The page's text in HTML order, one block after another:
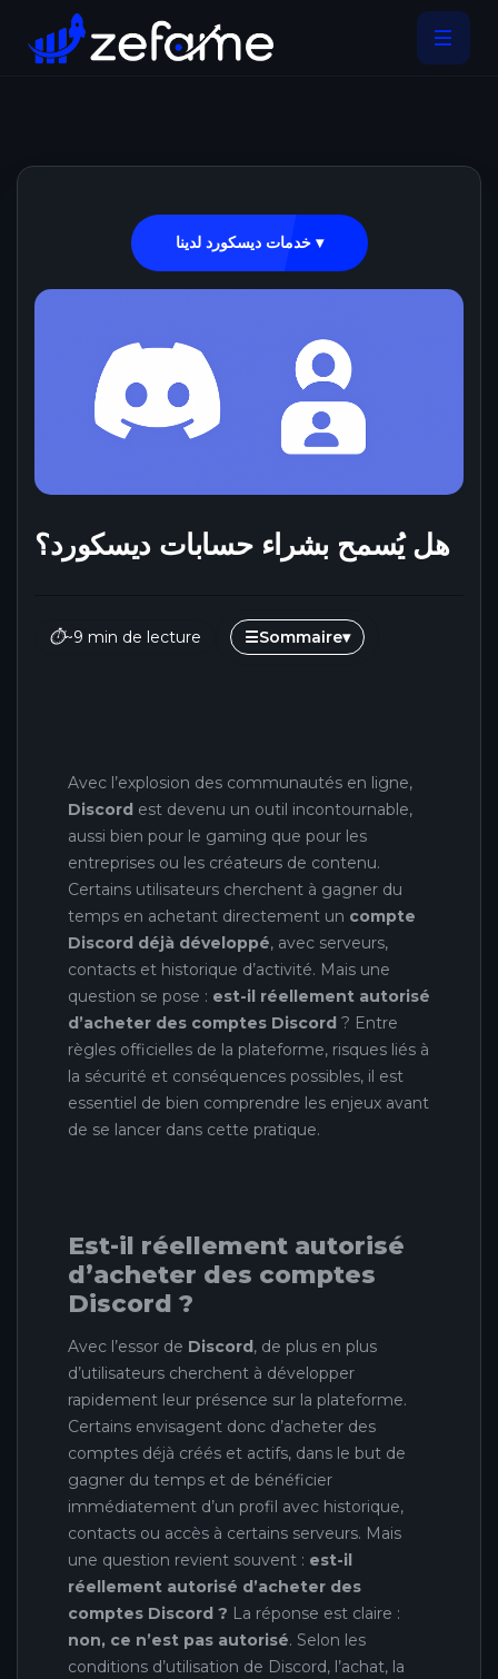
خدمات ديسكورد لدينا ▾
هل يُسمح بشراء حسابات ديسكورد؟
⏱~9 min de lecture ☰Sommaire▾
Avec l’explosion des communautés en ligne,
Discord est devenu un outil incontournable,
aussi bien pour le gaming que pour les
entreprises ou les créateurs de contenu.
Certains utilisateurs cherchent à gagner du
temps en achetant directement un compte
Discord déjà développé, avec serveurs,
contacts et historique d’activité. Mais une
question se pose : est-il réellement autorisé
d’acheter des comptes Discord ? Entre
règles officielles de la plateforme, risques liés à
la sécurité et conséquences possibles, il est
essentiel de bien comprendre les enjeux avant
de se lancer dans cette pratique.
Est-il réellement autorisé
d’acheter des comptes
Discord ?
Avec l’essor de Discord, de plus en plus
d’utilisateurs cherchent à développer
rapidement leur présence sur la plateforme.
Certains envisagent donc d’acheter des
comptes déjà créés et actifs, dans le but de
gagner du temps et de bénéficier
immédiatement d’un profil avec historique,
contacts ou accès à certains serveurs. Mais
une question revient souvent : est-il
réellement autorisé d’acheter des
comptes Discord ? La réponse est claire :
non, ce n’est pas autorisé. Selon les
conditions d’utilisation de Discord, l’achat, la